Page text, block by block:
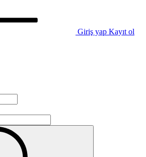
Giriş yap Kayıt ol